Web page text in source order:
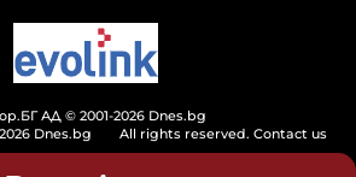
АД © 2001-2026 Dnes.bg
Dnes.bg
All rights reserved. Contact us